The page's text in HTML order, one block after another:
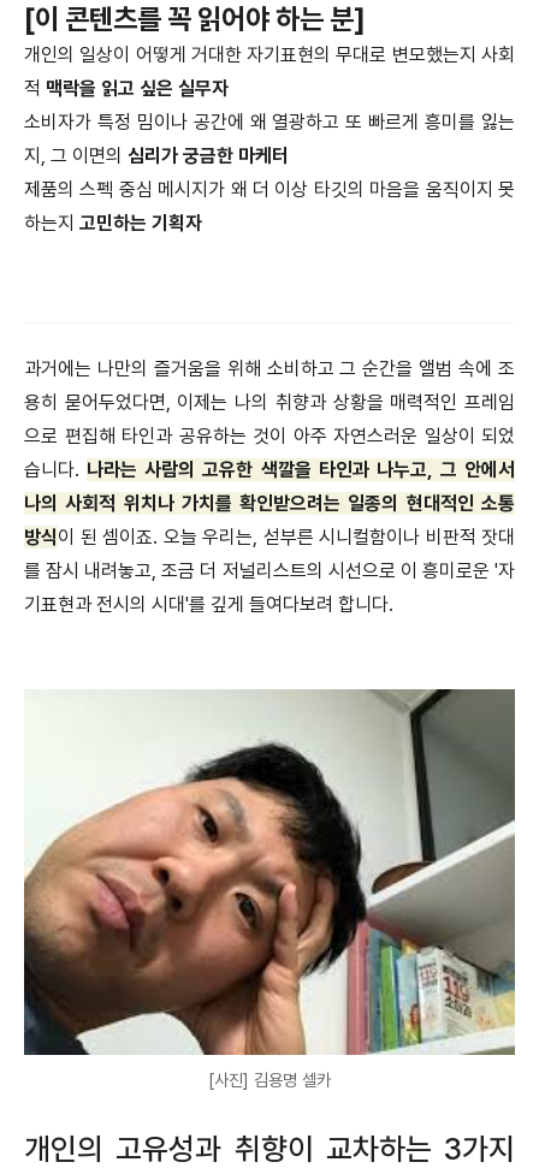
[이 콘텐츠를 꼭 읽어야 하는 분]
개인의 일상이 어떻게 거대한 자기표현의 무대로 변모했는지 사회
적 맥락을 읽고 싶은 실무자
소비자가 특정 밈이나 공간에 왜 열광하고 또 빠르게 흥미를 잃는
지, 그 이면의 심리가 궁금한 마케터
제품의 스펙 중심 메시지가 왜 더 이상 타깃의 마음을 움직이지 못
하는지 고민하는 기획자
과거에는 나만의 즐거움을 위해 소비하고 그 순간을 앨범 속에 조
용히 묻어두었다면, 이제는 나의 취향과 상황을 매력적인 프레임
으로 편집해 타인과 공유하는 것이 아주 자연스러운 일상이 되었
습니다. 나라는 사람의 고유한 색깔을 타인과 나누고, 그 안에서
나의 사회적 위치나 가치를 확인받으려는 일종의 현대적인 소통
방식이 된 셈이죠. 오늘 우리는, 섣부른 시니컬함이나 비판적 잣대
를 잠시 내려놓고, 조금 더 저널리스트의 시선으로 이 흥미로운 '자
기표현과 전시의 시대'를 깊게 들여다보려 합니다.
[사진] 김용명 셀카
개인의 고유성과 취향이 교차하는 3가지